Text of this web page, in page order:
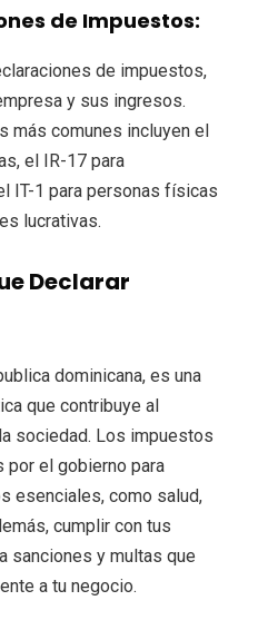
de Impuestos:
de impuestos,
y sus ingresos.
más comunes incluyen el
el IR-17 para
IT-1 para personas físicas
lucrativas.
Declarar
dominicana, es una
que contribuye al
sociedad. Los impuestos
por el gobierno para
esenciales, como salud,
cumplir con tus
sanciones y multas que
a tu negocio.